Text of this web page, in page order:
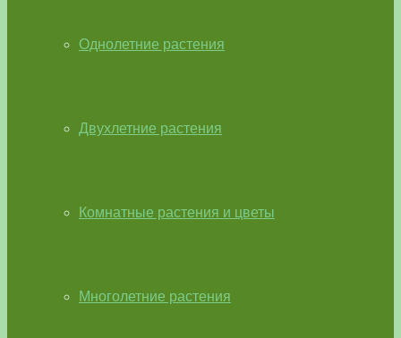
Однолетние растения
Двухлетние растения
Комнатные растения и цветы
Многолетние растения